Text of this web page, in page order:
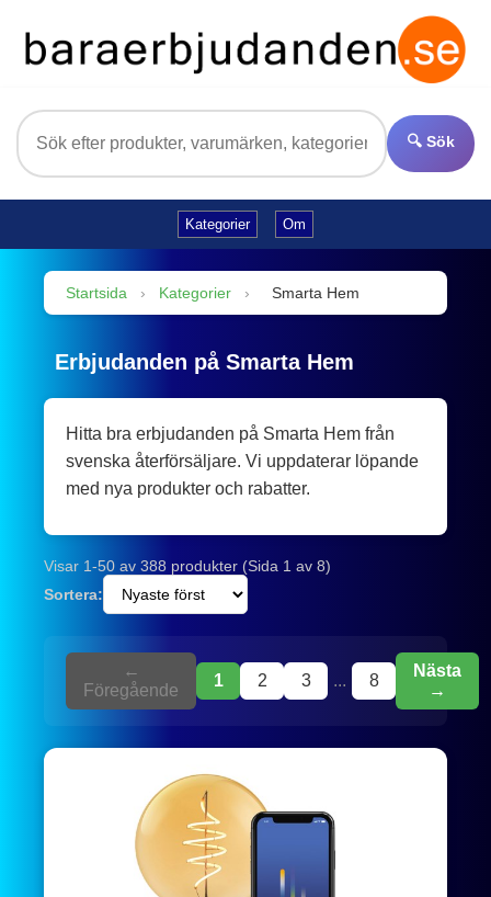
🔍 Sök
Kategorier Om
Startsida › Kategorier › Smarta Hem
Erbjudanden på Smarta Hem
Hitta bra erbjudanden på Smarta Hem från
svenska återförsäljare. Vi uppdaterar löpande
med nya produkter och rabatter.
Visar 1-50 av 388 produkter (Sida 1 av 8)
Sortera:
←
Föregående
1 2 3 ... 8
Nästa
→